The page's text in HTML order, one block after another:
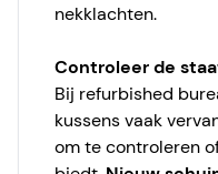
nekklachten.
Controleer de
Bij refurbished
kussens vaak
om te controleren